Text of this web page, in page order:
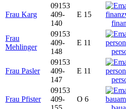
Frau Karg
09153
409-
140
E 15
Frau
Mehlinger
09153
409-
148
E 11
Frau Pasler
09153
409-
147
E 11
Frau Pfister
09153
409-
O 6